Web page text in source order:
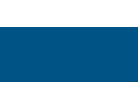
Rechercher